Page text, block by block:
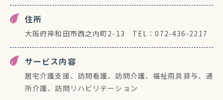
住所
大阪府岸和田市西之内町2-13 TEL：072-436-2217
サービス内容
居宅介護支援、訪問看護、訪問介護、福祉用具貸与、通
所介護、訪問リハビリテーション